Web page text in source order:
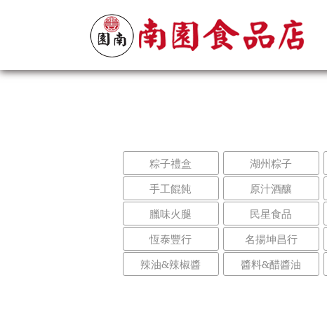
粽子禮盒 湖州粽子
手工餛飩
原汁酒釀
臘味火腿
民星食品
恆泰豐行
名揚坤昌行
辣油&辣椒醬
醬料&醋醬油